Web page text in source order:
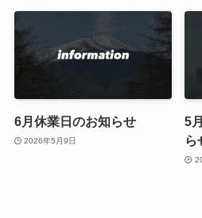
6月休業日のお知らせ
2026年5月9日
5
ら